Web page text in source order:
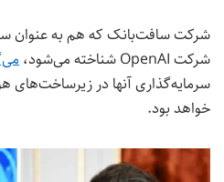
شرکت سافت‌بانک که هم به عنوان
شرکت OpenAI شناخته می‌شود،
سرمایه‌گذاری آنها در زیرساخت‌های
خواهد بود.